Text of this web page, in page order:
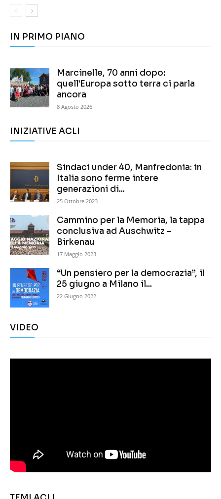
IN PRIMO PIANO
Marcinelle, 70 anni dopo:
quell’Europa sotto terra ci parla
ancora
8 Agosto 2026
INIZIATIVE ACLI
Sindaci under 40, Manfredonia: in
Italia sono ferme intere
generazioni di...
25 Ottobre 2023
Cammino per la Memoria, la tappa
conclusiva ad Auschwitz –
Birkenau
17 Maggio 2023
“Un pensiero per la democrazia”, il
25 giugno a Milano il...
22 Giugno 2022
VIDEO